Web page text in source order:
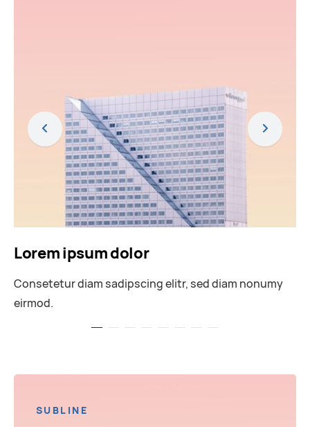
Lorem ipsum dolor
Consetetur diam sadipscing elitr, sed diam nonumy
eirmod.
SUBLINE